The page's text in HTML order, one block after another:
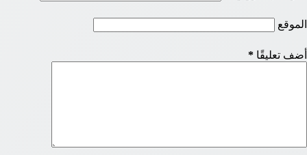
الموقع
أضف تعليقًا *